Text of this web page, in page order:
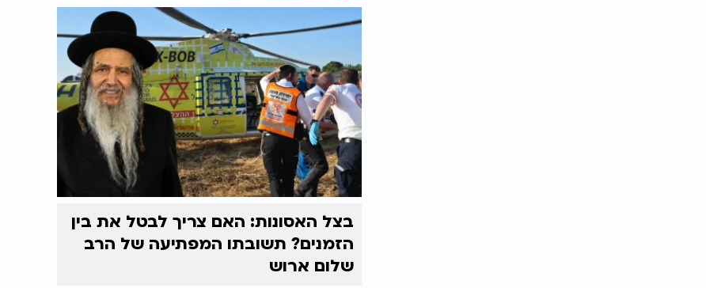
בצל האסונות: האם צריך לבטל את בין
הזמנים? תשובתו המפתיעה של הרב
שלום ארוש